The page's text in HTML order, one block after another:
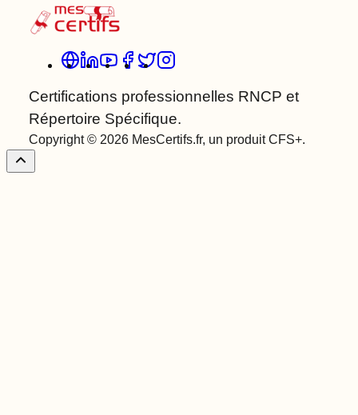
Certifications professionnelles RNCP et
Répertoire Spécifique.
Copyright © 2026 MesCertifs.fr, un produit CFS+.